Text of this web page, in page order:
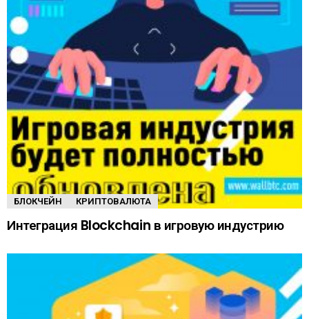
БЛОКЧЕЙН КРИПТОВАЛЮТА
Интеграция Blockchain в игровую индустрию